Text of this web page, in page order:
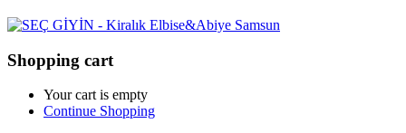
Shopping cart
Your cart is empty
Continue Shopping